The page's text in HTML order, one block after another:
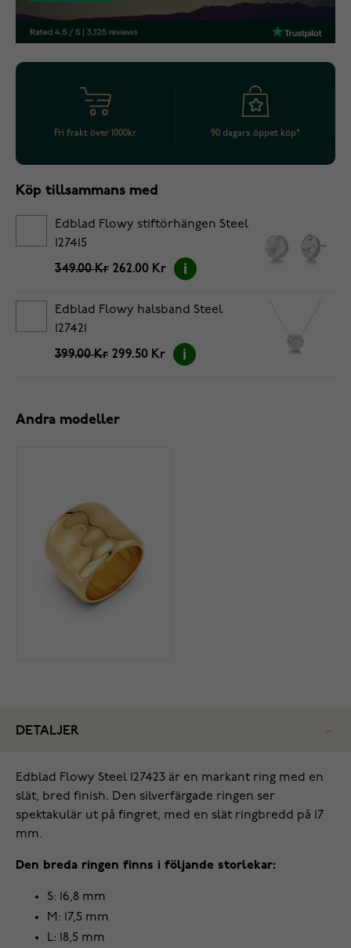
Fri frakt över 1000kr 90 dagars öppet köp*
Köp tillsammans med
Edblad Flowy stiftörhängen Steel
127415
349.00 Kr 262.00 Kr
Edblad Flowy halsband Steel
127421
399.00 Kr 299.50 Kr
Andra modeller
DETALJER
Edblad Flowy Steel 127423 är en markant ring med en
slät, bred finish. Den silverfärgade ringen ser
spektakulär ut på fingret, med en slät ringbredd på 17
mm.
Den breda ringen finns i följande storlekar:
S: 16,8 mm
M: 17,5 mm
L: 18,5 mm